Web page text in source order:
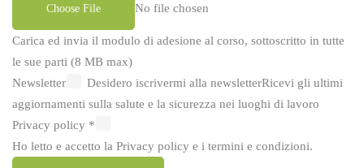
Choose File No file chosen
Carica ed invia il modulo di adesione al corso, sottoscritto in tutte
le sue parti (8 MB max)
Newsletter
Desidero iscrivermi alla newsletterRicevi gli ultimi
aggiornamenti sulla salute e la sicurezza nei luoghi di lavoro
Privacy policy *
Ho letto e accetto la Privacy policy e i termini e condizioni.